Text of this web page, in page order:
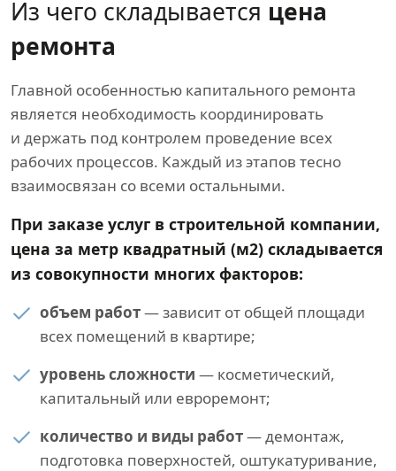
Из чего складывается цена
ремонта
Главной особенностью капитального ремонта
является необходимость координировать
и держать под контролем проведение всех
рабочих процессов. Каждый из этапов тесно
взаимосвязан со всеми остальными.
При заказе услуг в строительной компании,
цена за метр квадратный (м2) складывается
из совокупности многих факторов:
объем работ— зависит от общей площади
всех помещений в квартире;
уровень сложности — косметический,
капитальный или евроремонт;
количество и виды работ— демонтаж,
подготовка поверхностей, оштукатуривание,